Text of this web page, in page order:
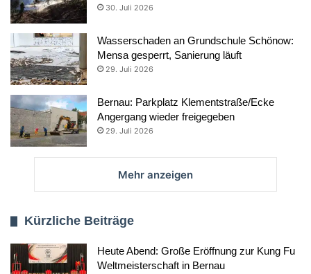
30. Juli 2026
Wasserschaden an Grundschule Schönow:
Mensa gesperrt, Sanierung läuft
29. Juli 2026
Bernau: Parkplatz Klementstraße/Ecke
Angergang wieder freigegeben
29. Juli 2026
Mehr anzeigen
Kürzliche Beiträge
Heute Abend: Große Eröffnung zur Kung Fu
Weltmeisterschaft in Bernau